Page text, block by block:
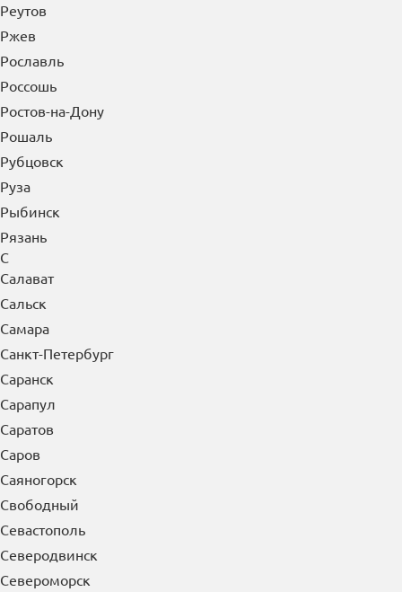
Реутов
Ржев
Рославль
Россошь
Ростов-на-Дону
Рошаль
Рубцовск
Руза
Рыбинск
Рязань
С
Салават
Сальск
Самара
Санкт-Петербург
Саранск
Сарапул
Саратов
Саров
Саяногорск
Свободный
Севастополь
Северодвинск
Североморск